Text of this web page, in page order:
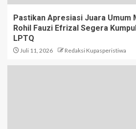
Pastikan Apresiasi Juara Umum
Rohil Fauzi Efrizal Segera
LPTQ
Juli 11, 2026 Redaksi Kupasperistiwa